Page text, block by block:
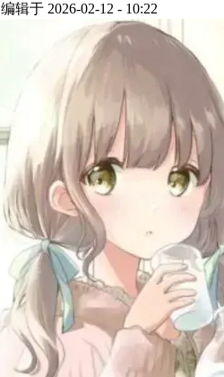
编辑于 2026-02-12 - 10:22